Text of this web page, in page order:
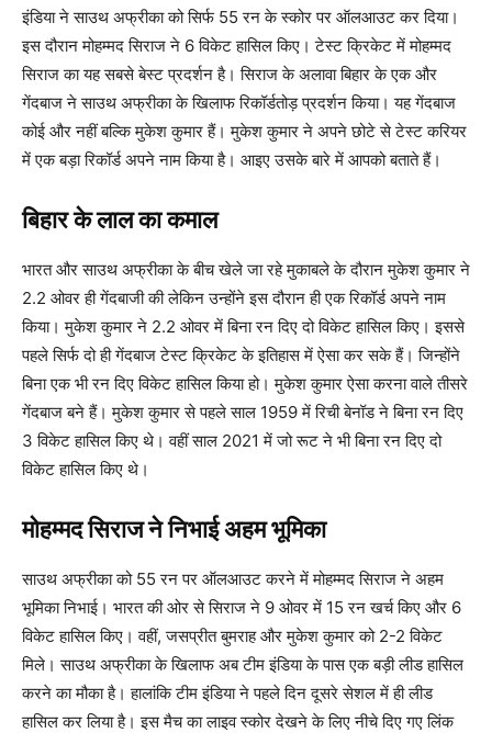
इंडिया ने साउथ अफ्रीका को सिर्फ 55 रन के स्कोर पर ऑलआउट कर दिया।
इस दौरान मोहम्मद सिराज ने 6 विकेट हासिल किए। टेस्ट क्रिकेट में मोहम्मद
सिराज का यह सबसे बेस्ट प्रदर्शन है। सिराज के अलावा बिहार के एक और
गेंदबाज ने साउथ अफ्रीका के खिलाफ रिकॉर्डतोड़ प्रदर्शन किया। यह गेंदबाज
कोई और नहीं बल्कि मुकेश कुमार हैं। मुकेश कुमार ने अपने छोटे से टेस्ट करियर
में एक बड़ा रिकॉर्ड अपने नाम किया है। आइए उसके बारे में आपको बताते हैं।
बिहार के लाल का कमाल
भारत और साउथ अफ्रीका के बीच खेले जा रहे मुकाबले के दौरान मुकेश कुमार ने
2.2 ओवर ही गेंदबाजी की लेकिन उन्होंने इस दौरान ही एक रिकॉर्ड अपने नाम
किया। मुकेश कुमार ने 2.2 ओवर में बिना रन दिए दो विकेट हासिल किए। इससे
पहले सिर्फ दो ही गेंदबाज टेस्ट क्रिकेट के इतिहास में ऐसा कर सके हैं। जिन्होंने
बिना एक भी रन दिए विकेट हासिल किया हो। मुकेश कुमार ऐसा करना वाले तीसरे
गेंदबाज बने हैं। मुकेश कुमार से पहले साल 1959 में रिची बेनॉड ने बिना रन दिए
3 विकेट हासिल किए थे। वहीं साल 2021 में जो रूट ने भी बिना रन दिए दो
विकेट हासिल किए थे।
मोहम्मद सिराज ने निभाई अहम भूमिका
साउथ अफ्रीका को 55 रन पर ऑलआउट करने में मोहम्मद सिराज ने अहम
भूमिका निभाई। भारत की ओर से सिराज ने 9 ओवर में 15 रन खर्च किए और 6
विकेट हासिल किए। वहीं, जसप्रीत बुमराह और मुकेश कुमार को 2-2 विकेट
मिले। साउथ अफ्रीका के खिलाफ अब टीम इंडिया के पास एक बड़ी लीड हासिल
करने का मौका है। हालांकि टीम इंडिया ने पहले दिन दूसरे सेशल में ही लीड
हासिल कर लिया है। इस मैच का लाइव स्कोर देखने के लिए नीचे दिए गए लिंक